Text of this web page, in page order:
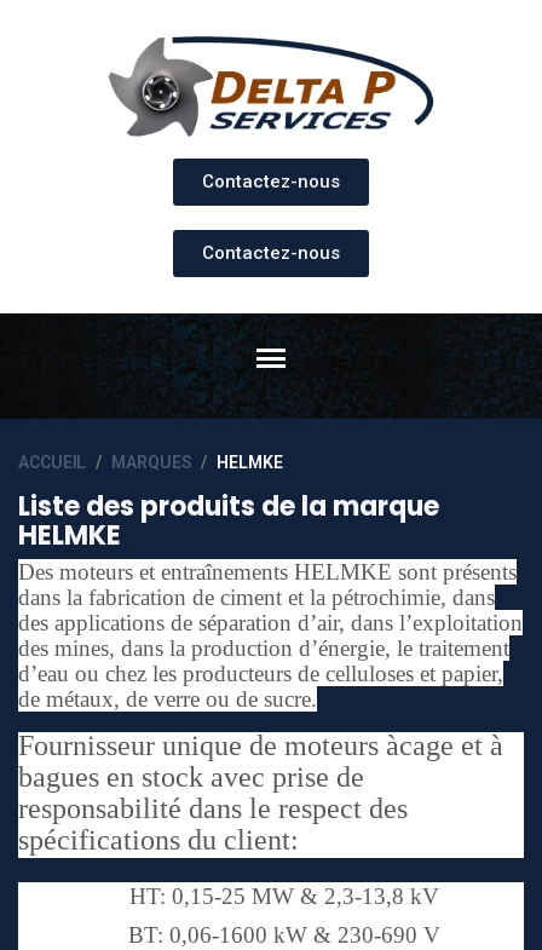
Contactez-nous
Contactez-nous
ACCUEIL MARQUES HELMKE
Liste des produits de la marque
HELMKE
Des moteurs et entraînements HELMKE sont présents
dans la fabrication de ciment et la pétrochimie, dans
des applications de séparation d’air, dans l’exploitation
des mines, dans la production d’énergie, le traitement
d’eau ou chez les producteurs de celluloses et papier,
de métaux, de verre ou de sucre.
Fournisseur unique de moteurs àcage et à
bagues en stock avec prise de
responsabilité dans le respect des
spécifications du client:
HT: 0,15-25 MW & 2,3-13,8 kV
BT: 0,06-1600 kW & 230-690 V